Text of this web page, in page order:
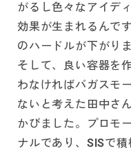
がるし色々なアイデ
効果が生まれるんで
のハードルが下がり
そして、良い容器を
わなければバガスモ
ないと考えた田中さ
かびました。プロモ
ナルであり、SISで